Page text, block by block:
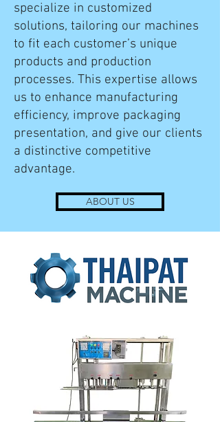
specialize in customized
solutions, tailoring our machines
to fit each customer’s unique
products and production
processes. This expertise allows
us to enhance manufacturing
efficiency, improve packaging
presentation, and give our clients
a distinctive competitive
advantage.
ABOUT US